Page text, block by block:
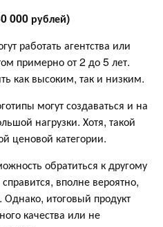
000 рублей)
работать агентства или
примерно от 2 до 5 лет.
как высоким, так и низким.
могут создаваться и на
нагрузки. Хотя, такой
ценовой категории.
обратиться к другому
вполне вероятно,
итоговый продукт
качества или не